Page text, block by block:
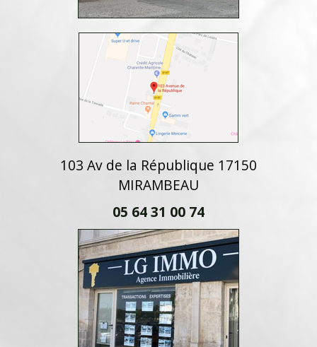
103 Av de la République 17150
MIRAMBEAU
05 64 31 00 74